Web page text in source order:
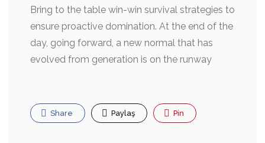
Bring to the table win-win survival strategies to
ensure proactive domination. At the end of the
day, going forward, a new normal that has
evolved from generation is on the runway
Share Paylaş Pin